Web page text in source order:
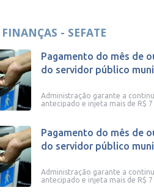
- SEFATE
Pagamento do mês de
do servidor público
Administração garante a
antecipado e injeta mais de R$
Pagamento do mês de
do servidor público
Administração garante a
antecipado e injeta mais de R$